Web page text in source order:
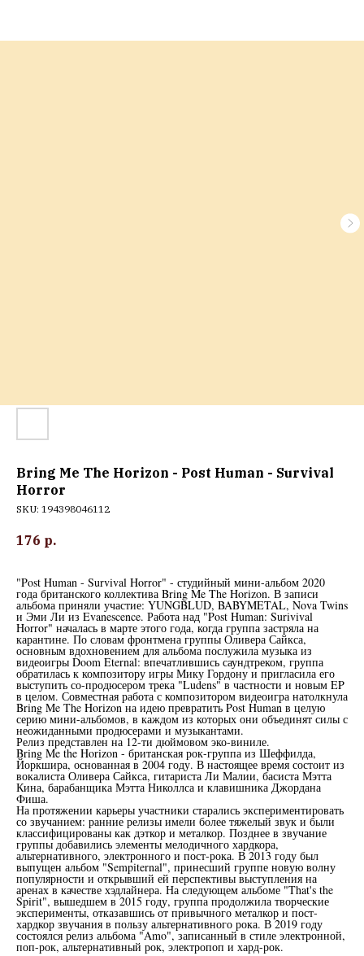
Bring Me The Horizon - Post Human - Survival
Horror
SKU: 194398046112
176 р.
"Post Human - Survival Horror" - студийный мини-альбом 2020
года британского коллектива Bring Me The Horizon. В записи
альбома приняли участие: YUNGBLUD, BABYMETAL, Nova Twins
и Эми Ли из Evanescence. Работа над "Post Human: Surivival
Horror" началась в марте этого года, когда группа застряла на
карантине. По словам фронтмена группы Оливера Сайкса,
основным вдохновением для альбома послужила музыка из
видеоигры Doom Eternal: впечатлившись саундтреком, группа
обратилась к композитору игры Мику Гордону и пригласила его
выступить со-продюсером трека "Ludens" в частности и новым EP
в целом. Совместная работа с композитором видеоигра натолкнула
Bring Me The Horizon на идею превратить Post Human в целую
серию мини-альбомов, в каждом из которых они объединят силы с
неожиданными продюсерами и музыкантами.
Релиз представлен на 12-ти дюймовом эко-виниле.
Bring Me the Horizon - британская рок-группа из Шеффилда,
Йоркшира, основанная в 2004 году. В настоящее время состоит из
вокалиста Оливера Сайкса, гитариста Ли Малии, басиста Мэтта
Кина, барабанщика Мэтта Николлса и клавишника Джордана
Фиша.
На протяжении карьеры участники старались экспериментировать
со звучанием: ранние релизы имели более тяжелый звук и были
классифицированы как дэткор и металкор. Позднее в звучание
группы добавились элементы мелодичного хардкора,
альтернативного, электронного и пост-рока. В 2013 году был
выпущен альбом "Sempiternal", принесший группе новую волну
популярности и открывший ей перспективы выступления на
аренах в качестве хэдлайнера. На следующем альбоме "That's the
Spirit", вышедшем в 2015 году, группа продолжила творческие
эксперименты, отказавшись от привычного металкор и пост-
хардкор звучания в пользу альтернативного рока. В 2019 году
состоялся релиз альбома "Amo", записанный в стиле электронной,
поп-рок, альтернативный рок, электропоп и хард-рок.